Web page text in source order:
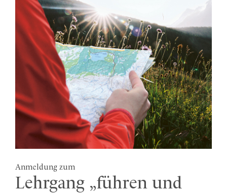
Anmeldung zum
Lehrgang „führen und